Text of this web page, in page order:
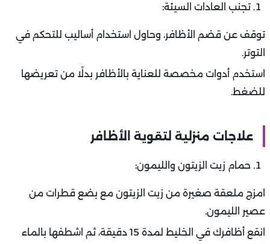
تجنب العادات السيئة:
توقف عن قضم الأظافر، وحاول استخدام أساليب للتحكم في
التوتر.
استخدم أدوات مخصصة للعناية بالأظافر بدلًا من تعريضها
للضغط.
علاجات منزلية لتقوية الأظافر
حمام زيت الزيتون والليمون:
امزج ملعقة صغيرة من زيت الزيتون مع بضع قطرات من
عصير الليمون.
انقع أظافرك في الخليط لمدة 15 دقيقة، ثم اشطفها بالماء